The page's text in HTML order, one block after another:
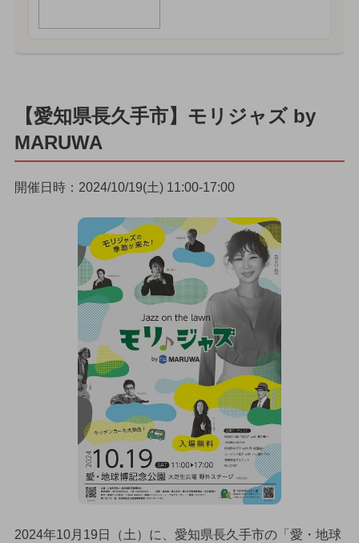
【愛知県長久手市】モリジャズ by
MARUWA
開催日時：2024/10/19(土) 11:00-17:00
2024年10月19日（土）に、愛知県長久手市の「愛・地球